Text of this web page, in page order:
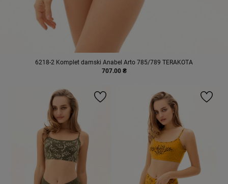
6218-2 Komplet damski Anabel Arto 785/789 TERAKOTA
707.00 ₴